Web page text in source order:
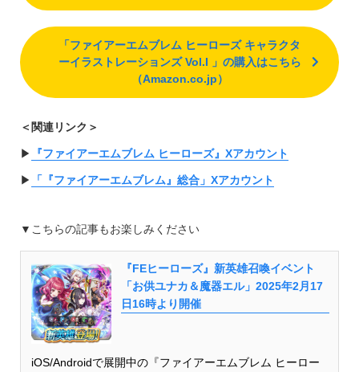
「ファイアーエムブレム ヒーローズ キャラクタ
ーイラストレーションズ Vol.I 」の購入はこちら
（Amazon.co.jp）
＜関連リンク＞
▶︎ 『ファイアーエムブレム ヒーローズ』Xアカウント
▶︎ 「『ファイアーエムブレム』総合」Xアカウント
▼こちらの記事もお楽しみください
『FEヒーローズ』新英雄召喚イベント
「お供ユナカ＆魔器エル」2025年2月17
日16時より開催
iOS/Androidで展開中の『ファイアーエムブレム ヒーロー